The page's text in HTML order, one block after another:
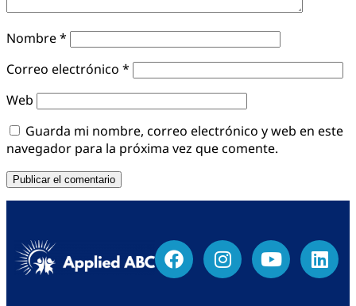
Nombre*
Correo electrónico *
Web
Guarda mi nombre, correo electrónico y web en este
navegador para la próxima vez que comente.